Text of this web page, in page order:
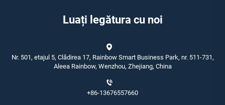
Luați legătura cu noi
Nr. 501, etajul 5, Clădirea 17, Rainbow Smart Business Park, nr. 511-731,
Aleea Rainbow, Wenzhou, Zhejiang, China
+86-13676557660